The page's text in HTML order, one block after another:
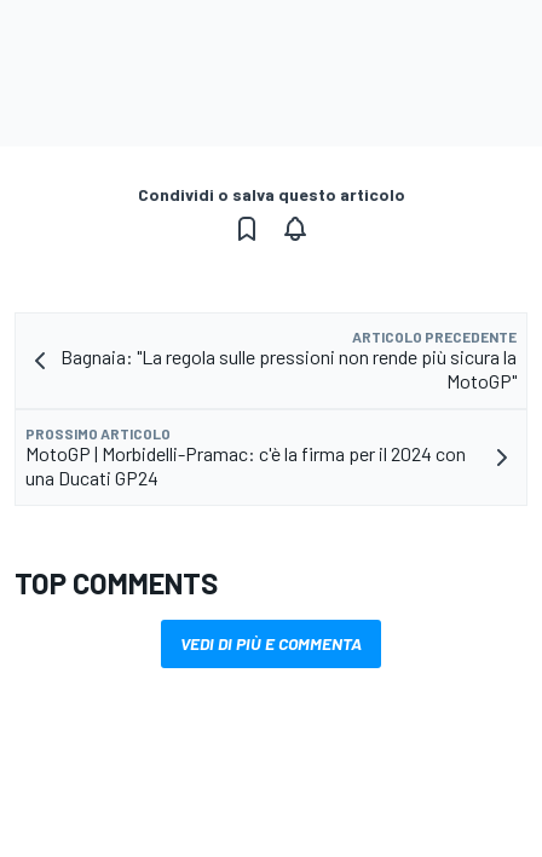
Condividi o salva questo articolo
ARTICOLO PRECEDENTE
Bagnaia: "La regola sulle pressioni non rende più sicura la
MotoGP"
PROSSIMO ARTICOLO
MotoGP | Morbidelli-Pramac: c'è la firma per il 2024 con
una Ducati GP24
TOP COMMENTS
VEDI DI PIÙ E COMMENTA